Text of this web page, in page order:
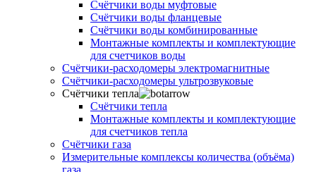
Счётчики воды муфтовые
Счётчики воды фланцевые
Счётчики воды комбинированные
Монтажные комплекты и комплектующие
для счетчиков воды
Счётчики-расходомеры электромагнитные
Счётчики-расходомеры ультрозвуковые
Счётчики тепла
Счётчики тепла
Монтажные комплекты и комплектующие
для счетчиков тепла
Счётчики газа
Измерительные комплексы количества (объёма)
газа